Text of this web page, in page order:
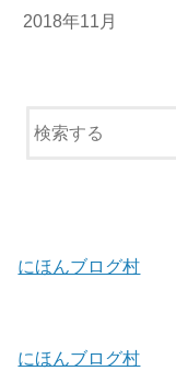
2018年11月
にほんブログ村
にほんブログ村